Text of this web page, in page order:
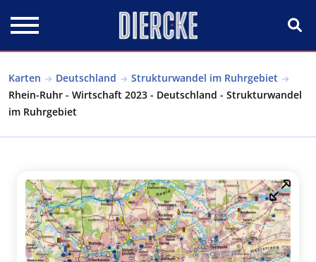
Karten Deutschland
Strukturwandel im Ruhrgebiet
Rhein-Ruhr - Wirtschaft 2023 - Deutschland - Strukturwandel
im Ruhrgebiet